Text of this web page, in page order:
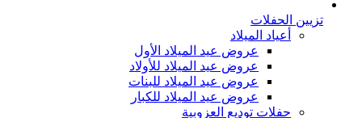
تزيين الحفلات
أعياد الميلاد
عروض عيد الميلاد الأول
عروض عيد الميلاد للأولاد
عروض عيد الميلاد للبنات
عروض عيد الميلاد للكبار
حفلات توديع العزوبية